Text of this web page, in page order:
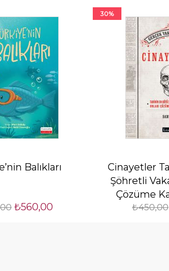
Balıkları
₺560,00
30%
Cinayetler
Şöhretli
Çözüme
₺450,00